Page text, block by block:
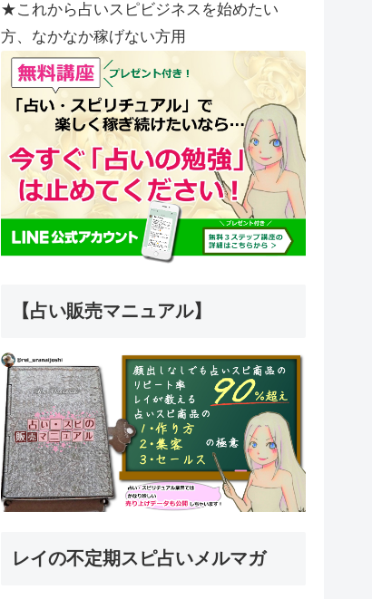
★これから占いスピビジネスを始めたい
方、なかなか稼げない方用
【占い販売マニュアル】
レイの不定期スピ占いメルマガ